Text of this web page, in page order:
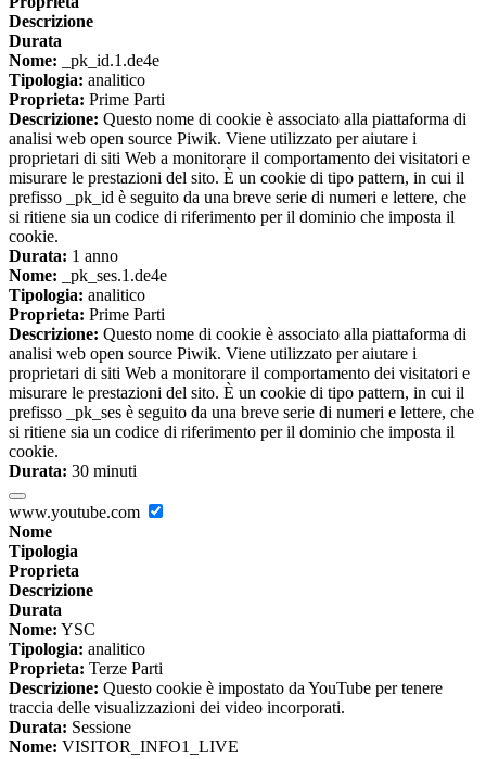
Descrizione
Durata
Nome: _pk_id.1.de4e
Tipologia: analitico
Proprieta: Prime Parti
Descrizione: Questo nome di cookie è associato alla piattaforma di
analisi web open source Piwik. Viene utilizzato per aiutare i
proprietari di siti Web a monitorare il comportamento dei visitatori e
misurare le prestazioni del sito. È un cookie di tipo pattern, in cui il
prefisso _pk_id è seguito da una breve serie di numeri e lettere, che
si ritiene sia un codice di riferimento per il dominio che imposta il
cookie.
Durata: 1 anno
Nome: _pk_ses.1.de4e
Tipologia: analitico
Proprieta: Prime Parti
Descrizione: Questo nome di cookie è associato alla piattaforma di
analisi web open source Piwik. Viene utilizzato per aiutare i
proprietari di siti Web a monitorare il comportamento dei visitatori e
misurare le prestazioni del sito. È un cookie di tipo pattern, in cui il
prefisso _pk_ses è seguito da una breve serie di numeri e lettere, che
si ritiene sia un codice di riferimento per il dominio che imposta il
cookie.
Durata: 30 minuti
www.youtube.com
Nome
Tipologia
Proprieta
Descrizione
Durata
Nome: YSC
Tipologia: analitico
Proprieta: Terze Parti
Descrizione: Questo cookie è impostato da YouTube per tenere
traccia delle visualizzazioni dei video incorporati.
Durata: Sessione
Nome: VISITOR_INFO1_LIVE